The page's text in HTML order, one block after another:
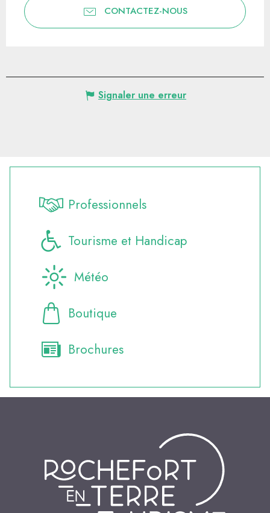
CONTACTEZ-NOUS
Signaler une erreur
Professionnels
Tourisme et Handicap
Météo
Boutique
Brochures